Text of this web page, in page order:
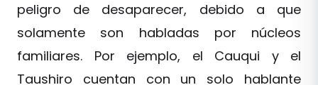
peligro de desaparecer, debido a que
solamente son habladas por núcleos
familiares. Por ejemplo, el Cauqui y el
Taushiro cuentan con un solo hablante